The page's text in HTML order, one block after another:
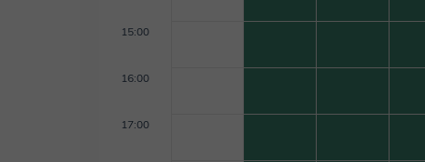
15:00
16:00
17:00